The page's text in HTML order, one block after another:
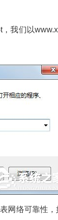
我们以
络可靠性，